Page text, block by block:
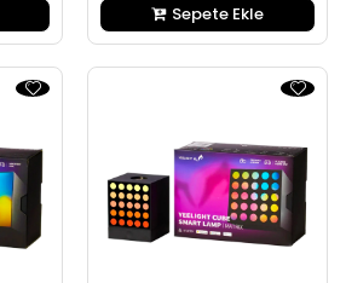
Sepete Ekle